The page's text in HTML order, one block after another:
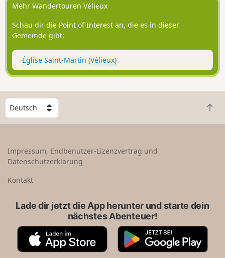
Mehr Wandertouren Vélieux
Schau dir die Point of Interest an, die es in dieser
Gemeinde gibt:
Église Saint-Martin (Vélieux)
W
h
e
n
Z
u
Impressum, Endbenutzer-Lizenzvertrag und
Datenschutzerklärung
Kontakt
Lade dir jetzt die App herunter und starte dein
nächstes Abenteuer!
A
p
G
o